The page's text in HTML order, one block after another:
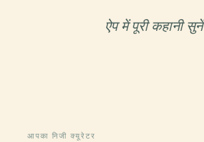
ऐप में पूरी कहानी सुनें
आपका निजी क्यूरेटर